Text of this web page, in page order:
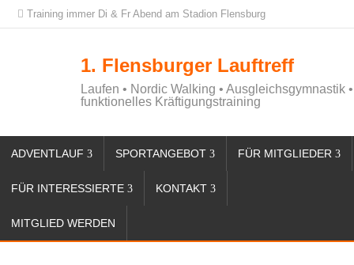
Training immer Di & Fr Abend am Stadion Flensburg
1. Flensburger Lauftreff
Laufen • Nordic Walking • Ausgleichsgymnastik •
funktionelles Kräftigungstraining
ADVENTLAUF SPORTANGEBOT FÜR MITGLIEDER
FÜR INTERESSIERTE KONTAKT
MITGLIED WERDEN